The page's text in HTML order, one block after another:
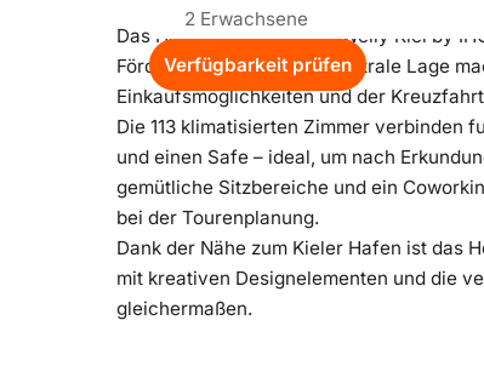
Verfügbarkeit prüfen
Das Holiday Inn - the niu, Welly Kiel by
Förde‑Ufer entfernt. Die zentrale Lage
Einkaufsmöglichkeiten und der
Die 113 klimatisierten Zimmer verbinden
und einen Safe – ideal, um nach
gemütliche Sitzbereiche und ein
bei der Tourenplanung.
Dank der Nähe zum Kieler Hafen ist das
mit kreativen Designelementen und die
gleichermaßen.